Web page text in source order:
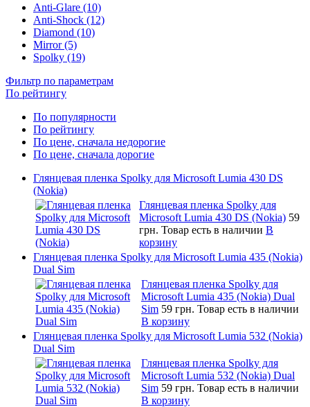
Anti-Glare (10)
Anti-Shock (12)
Diamond (10)
Mirror (5)
Spolky (19)
Фильтр по параметрам
По рейтингу
По популярности
По рейтингу
По цене, сначала недорогие
По цене, сначала дорогие
Глянцевая пленка Spolky для Microsoft Lumia 430 DS
(Nokia)
Глянцевая пленка Spolky для
Microsoft Lumia 430 DS (Nokia) 59
грн. Товар есть в наличии В
корзину
Глянцевая пленка Spolky для Microsoft Lumia 435 (Nokia)
Dual Sim
Глянцевая пленка Spolky для
Microsoft Lumia 435 (Nokia) Dual
Sim 59 грн. Товар есть в наличии
В корзину
Глянцевая пленка Spolky для Microsoft Lumia 532 (Nokia)
Dual Sim
Глянцевая пленка Spolky для
Microsoft Lumia 532 (Nokia) Dual
Sim 59 грн. Товар есть в наличии
В корзину